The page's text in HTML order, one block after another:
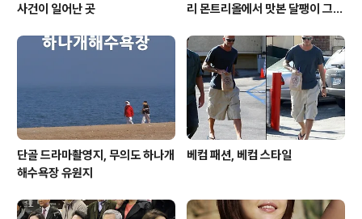
사건이 일어난 곳
리 몬트리올에서 맛본 달팽이 그라
단골 드라마촬영지, 무의도 하나개
해수욕장 유원지
베컴 패션, 베컴 스타일